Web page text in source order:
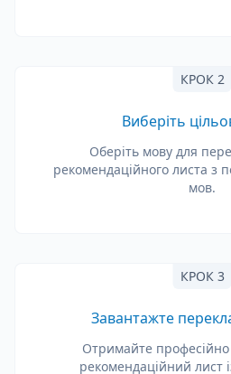
КРОК 2
Виберіть
Оберіть мову для
рекомендаційного листа з
мов.
КРОК 3
Завантажте
Отримайте
рекомендаційний лист